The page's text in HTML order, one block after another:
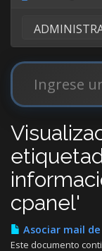
cpanel'
Asociar mail
Este documento